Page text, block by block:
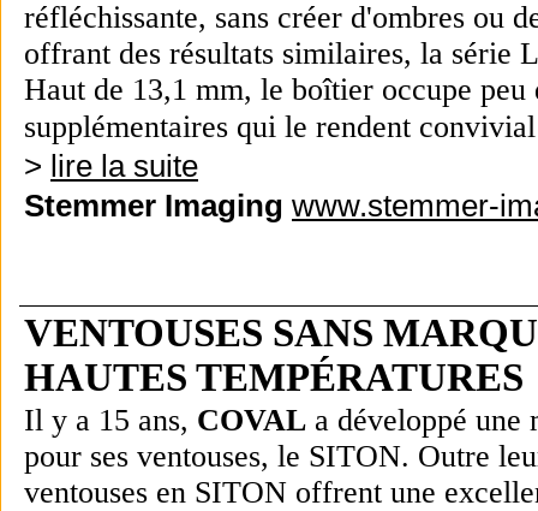
réfléchissante, sans créer d'ombres ou
offrant des résultats similaires, la série
Haut de 13,1 mm, le boîtier occupe peu
supplémentaires qui le rendent
> lire la suite
Stemmer Imaging www.stemmer-
VENTOUSES SANS
HAUTES TEMPÉRATURES
Il y a 15 ans, COVAL a développé une
pour ses ventouses, le SITON. Outre
ventouses en SITON offrent une